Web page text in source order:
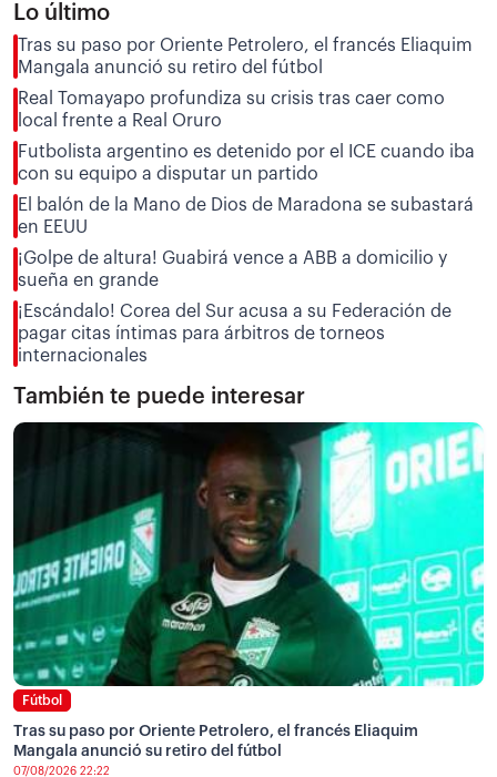
Lo último
Tras su paso por Oriente Petrolero, el francés Eliaquim
Mangala anunció su retiro del fútbol
Real Tomayapo profundiza su crisis tras caer como
local frente a Real Oruro
Futbolista argentino es detenido por el ICE cuando iba
con su equipo a disputar un partido
El balón de la Mano de Dios de Maradona se subastará
en EEUU
¡Golpe de altura! Guabirá vence a ABB a domicilio y
sueña en grande
¡Escándalo! Corea del Sur acusa a su Federación de
pagar citas íntimas para árbitros de torneos
internacionales
También te puede interesar
Fútbol
Tras su paso por Oriente Petrolero, el francés Eliaquim
Mangala anunció su retiro del fútbol
07/08/2026 22:22